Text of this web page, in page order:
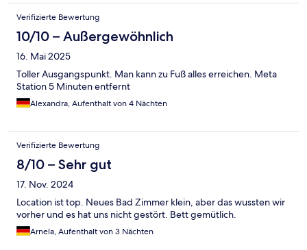
Verifizierte Bewertung
10/10 – Außergewöhnlich
16. Mai 2025
Toller Ausgangspunkt. Man kann zu Fuß alles erreichen. Meta
Station 5 Minuten entfernt
Alexandra, Aufenthalt von 4 Nächten
Verifizierte Bewertung
8/10 – Sehr gut
17. Nov. 2024
Location ist top. Neues Bad Zimmer klein, aber das wussten wir
vorher und es hat uns nicht gestört. Bett gemütlich.
Arnela, Aufenthalt von 3 Nächten